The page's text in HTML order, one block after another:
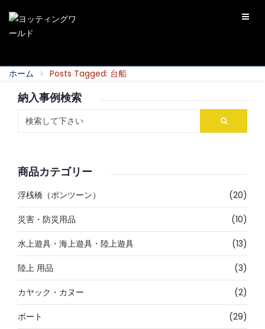
ホーム Posts Tagged: 台船
納入事例検索
商品カテゴリー
浮桟橋（ポンツーン）
(20)
災害・防災用品 (10)
水上遊具・海上遊具・陸上遊具 (13)
陸上 用品 (3)
カヤック・カヌー (2)
ボート (29)